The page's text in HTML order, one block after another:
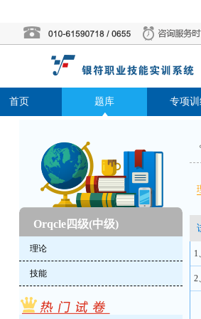
首页 题库 专项
Orqcle四级(中级)
理论
技能
1
2